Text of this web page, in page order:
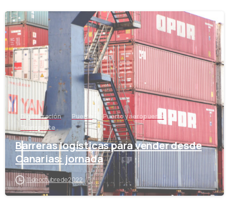
-
Digitalización Puerto
Puerto y aeropuerto
Transporte
Barreras logísticas para vender desde
Canarias: jornada
11 de octubre de 2022